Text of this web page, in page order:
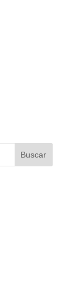
Buscar